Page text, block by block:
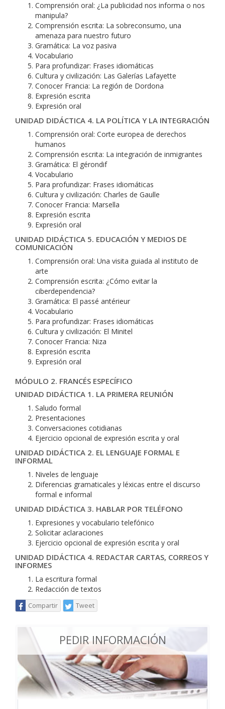
Comprensión oral: ¿La publicidad nos informa o nos
manipula?
Comprensión escrita: La sobreconsumo, una
amenaza para nuestro futuro
Gramática: La voz pasiva
Vocabulario
Para profundizar: Frases idiomáticas
Cultura y civilización: Las Galerías Lafayette
Conocer Francia: La región de Dordona
Expresión escrita
Expresión oral
UNIDAD DIDÁCTICA 4. LA POLÍTICA Y LA INTEGRACIÓN
Comprensión oral: Corte europea de derechos
humanos
Comprensión escrita: La integración de inmigrantes
Gramática: El gérondif
Vocabulario
Para profundizar: Frases idiomáticas
Cultura y civilización: Charles de Gaulle
Conocer Francia: Marsella
Expresión escrita
Expresión oral
UNIDAD DIDÁCTICA 5. EDUCACIÓN Y MEDIOS DE
COMUNICACIÓN
Comprensión oral: Una visita guiada al instituto de
arte
Comprensión escrita: ¿Cómo evitar la
ciberdependencia?
Gramática: El passé antérieur
Vocabulario
Para profundizar: Frases idiomáticas
Cultura y civilización: El Minitel
Conocer Francia: Niza
Expresión escrita
Expresión oral
MÓDULO 2. FRANCÉS ESPECÍFICO
UNIDAD DIDÁCTICA 1. LA PRIMERA REUNIÓN
Saludo formal
Presentaciones
Conversaciones cotidianas
Ejercicio opcional de expresión escrita y oral
UNIDAD DIDÁCTICA 2. EL LENGUAJE FORMAL E
INFORMAL
Niveles de lenguaje
Diferencias gramaticales y léxicas entre el discurso
formal e informal
UNIDAD DIDÁCTICA 3. HABLAR POR TELÉFONO
Expresiones y vocabulario telefónico
Solicitar aclaraciones
Ejercicio opcional de expresión escrita y oral
UNIDAD DIDÁCTICA 4. REDACTAR CARTAS, CORREOS Y
INFORMES
La escritura formal
Redacción de textos
Compartir Tweet
PEDIR INFORMACIÓN